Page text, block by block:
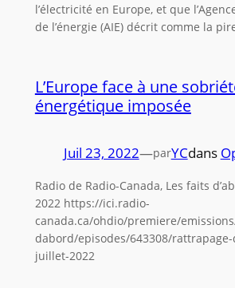
l’électricité en Europe, et que
de l’énergie (AIE) décrit comme la
L’Europe face à une
énergétique imposée
Juil 23, 2022—parYCdans
Radio de Radio-Canada, Les faits
2022 https://ici.radio-
canada.ca/ohdio/premiere/
dabord/episodes/643308/
juillet-2022